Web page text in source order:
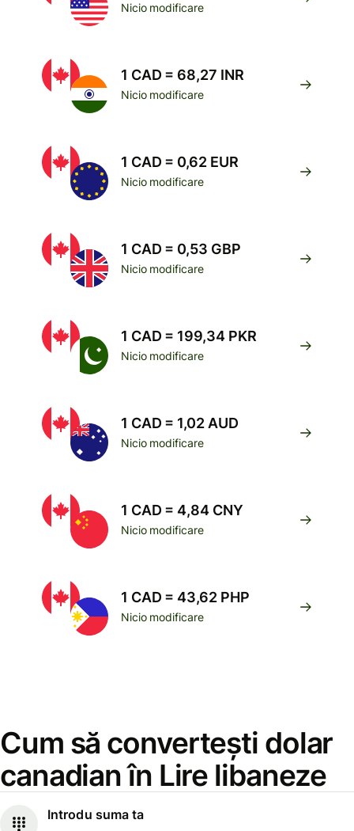
Nicio modificare
1 CAD = 68,27 INR
Nicio modificare
1 CAD = 0,62 EUR
Nicio modificare
1 CAD = 0,53 GBP
Nicio modificare
1 CAD = 199,34 PKR
Nicio modificare
1 CAD = 1,02 AUD
Nicio modificare
1 CAD = 4,84 CNY
Nicio modificare
1 CAD = 43,62 PHP
Nicio modificare
Cum să convertești dolar
canadian în Lire libaneze
Introdu suma ta